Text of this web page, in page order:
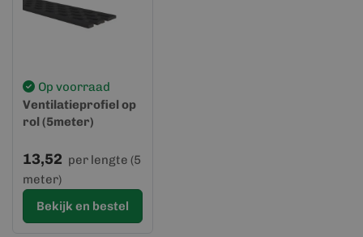
Op voorraad
Ventilatieprofiel op
rol (5meter)
13,52 per lengte (5
meter)
Bekijk en bestel